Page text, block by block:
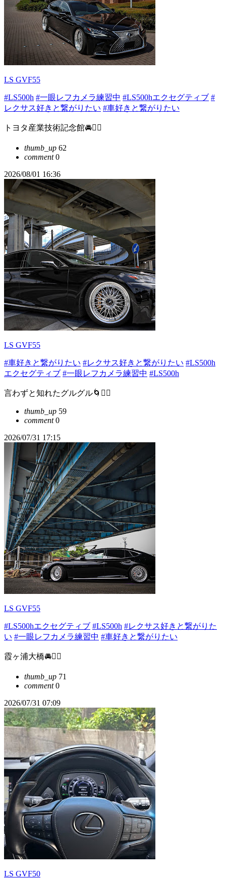
LS GVF55
#LS500h #一眼レフカメラ練習中 #LS500hエクセグティブ #
レクサス好きと繋がりたい #車好きと繋がりたい
トヨタ産業技術記念館🚘❤️‍🔥
thumb_up 62
comment0
2026/08/01 16:36
LS GVF55
#車好きと繋がりたい #レクサス好きと繋がりたい #LS500h
エクセグティブ #一眼レフカメラ練習中 #LS500h
言わずと知れたグルグル🌀❤️‍🔥
thumb_up 59
comment0
2026/07/31 17:15
LS GVF55
#LS500hエクセグティブ #LS500h #レクサス好きと繋がりた
い #一眼レフカメラ練習中 #車好きと繋がりたい
霞ヶ浦大橋🚘❤️‍🔥
thumb_up 71
comment0
2026/07/31 07:09
LS GVF50